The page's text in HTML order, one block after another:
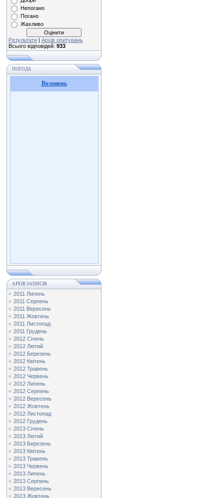
Непогано
Погано
Жахливо
Результати | Архів опитувань
Всього відповідей: 933
ПОГОДА
Воловець
АРХІВ ЗАПИСІВ
2011 Липень
2011 Серпень
2011 Вересень
2011 Жовтень
2011 Листопад
2011 Грудень
2012 Січень
2012 Лютий
2012 Березень
2012 Квітень
2012 Травень
2012 Червень
2012 Липень
2012 Серпень
2012 Вересень
2012 Жовтень
2012 Листопад
2012 Грудень
2013 Січень
2013 Лютий
2013 Березень
2013 Квітень
2013 Травень
2013 Червень
2013 Липень
2013 Серпень
2013 Вересень
2013 Жовтень